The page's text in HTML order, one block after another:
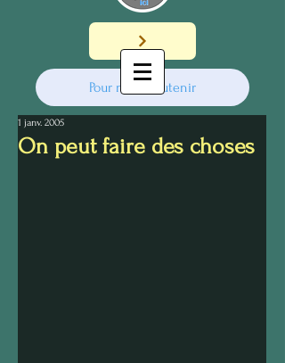
Pour nous soutenir
On peut faire des choses
1 janv. 2005